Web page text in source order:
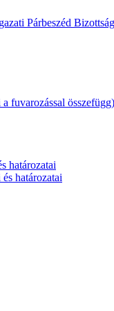
Párbeszéd
fuvarozással összefügg)
határozatai
határozatai